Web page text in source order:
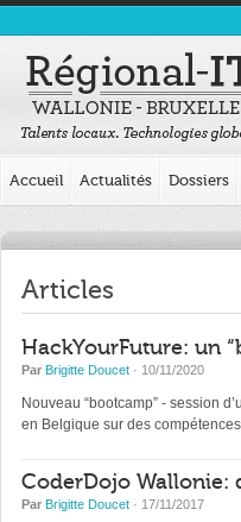
Accueil Actualités Dossiers
Articles
HackYourFuture: un
Par Brigitte Doucet · 10/11/2020
Nouveau “bootcamp” - session
en Belgique sur des
CoderDojo Wallonie:
Par Brigitte Doucet · 17/11/2017